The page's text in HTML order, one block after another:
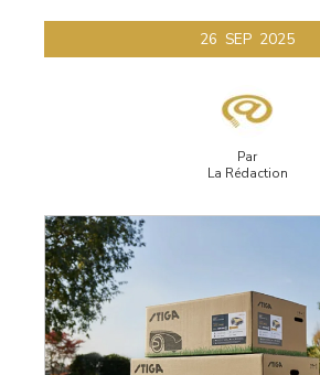
26 SEP 2025
Par
La Rédaction